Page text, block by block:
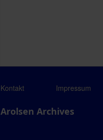
Kontakt Impressum
Arolsen Archives